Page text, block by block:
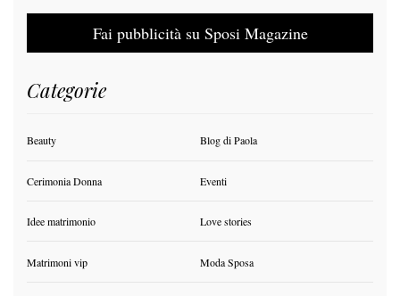
Fai pubblicità su Sposi Magazine
Categorie
Beauty Blog di Paola
Cerimonia Donna Eventi
Idee matrimonio Love stories
Matrimoni vip Moda Sposa